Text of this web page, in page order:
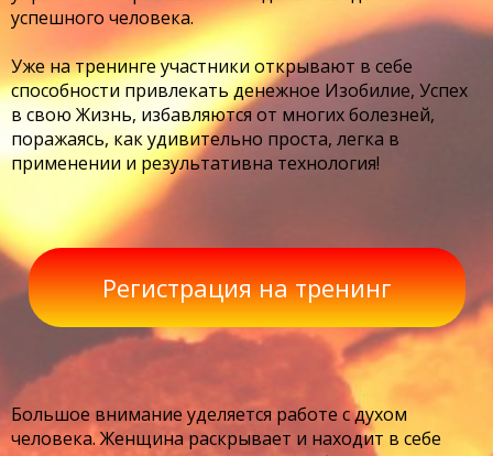
успешного человека.
Уже на тренинге участники открывают в себе
способности привлекать денежное Изобилие, Успех
в свою Жизнь, избавляются от многих болезней,
поражаясь, как удивительно проста, легка в
применении и результативна технология!
Регистрация на тренинг
Большое внимание уделяется работе с духом
человека. Женщина раскрывает и находит в себе